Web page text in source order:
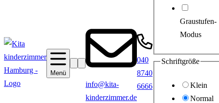
Menü
SucheBarrierefreiheit
info@kita-
kinderzimmer.de
040
8740
6666
Graustufen-
Modus
Schriftgröße
Klein
Normal